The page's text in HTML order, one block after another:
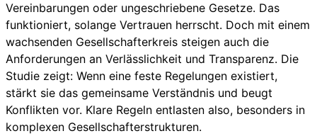
Vereinbarungen oder ungeschriebene Gesetze. Das
funktioniert, solange Vertrauen herrscht. Doch mit einem
wachsenden Gesellschafterkreis steigen auch die
Anforderungen an Verlässlichkeit und Transparenz. Die
Studie zeigt: Wenn eine feste Regelungen existiert,
stärkt sie das gemeinsame Verständnis und beugt
Konflikten vor. Klare Regeln entlasten also, besonders in
komplexen Gesellschafterstrukturen.